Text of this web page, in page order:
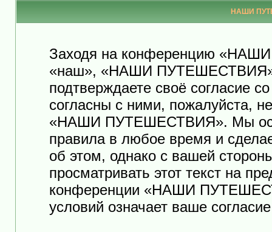
НАШИ
Заходя на конференцию
«наш», «НАШИ ПУТЕШЕСТВИЯ»,
подтверждаете своё согласие
согласны с ними, пожалуйста,
«НАШИ ПУТЕШЕСТВИЯ». Мы
правила в любое время и
об этом, однако с вашей
просматривать этот текст на
конференции «НАШИ
условий означает ваше